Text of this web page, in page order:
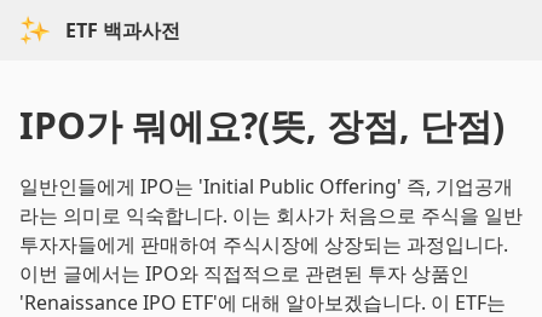
ETF 백과사전
IPO가 뭐에요?(뜻, 장점, 단점)
일반인들에게 IPO는 'Initial Public Offering' 즉, 기업공개
라는 의미로 익숙합니다. 이는 회사가 처음으로 주식을 일반
투자자들에게 판매하여 주식시장에 상장되는 과정입니다.
이번 글에서는 IPO와 직접적으로 관련된 투자 상품인
'Renaissance IPO ETF'에 대해 알아보겠습니다. 이 ETF는